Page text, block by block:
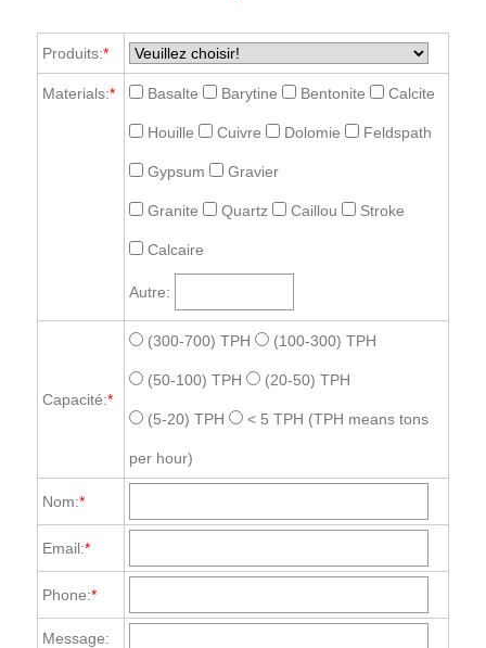
Produits:*
Materials:* Basalte Barytine Bentonite Calcite
Houille Cuivre Dolomie Feldspath
Gypsum Gravier
Granite Quartz Caillou Stroke
Calcaire
Autre:
Capacité:*
(300-700) TPH (100-300) TPH
(50-100) TPH (20-50) TPH
(5-20) TPH < 5 TPH (TPH means tons
per hour)
Nom:*
Email:*
Phone:*
Message: